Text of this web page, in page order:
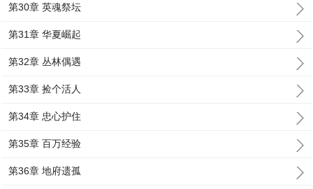
第30章 英魂祭坛
第31章 华夏崛起
第32章 丛林偶遇
第33章 捡个活人
第34章 忠心护住
第35章 百万经验
第36章 地府遗孤